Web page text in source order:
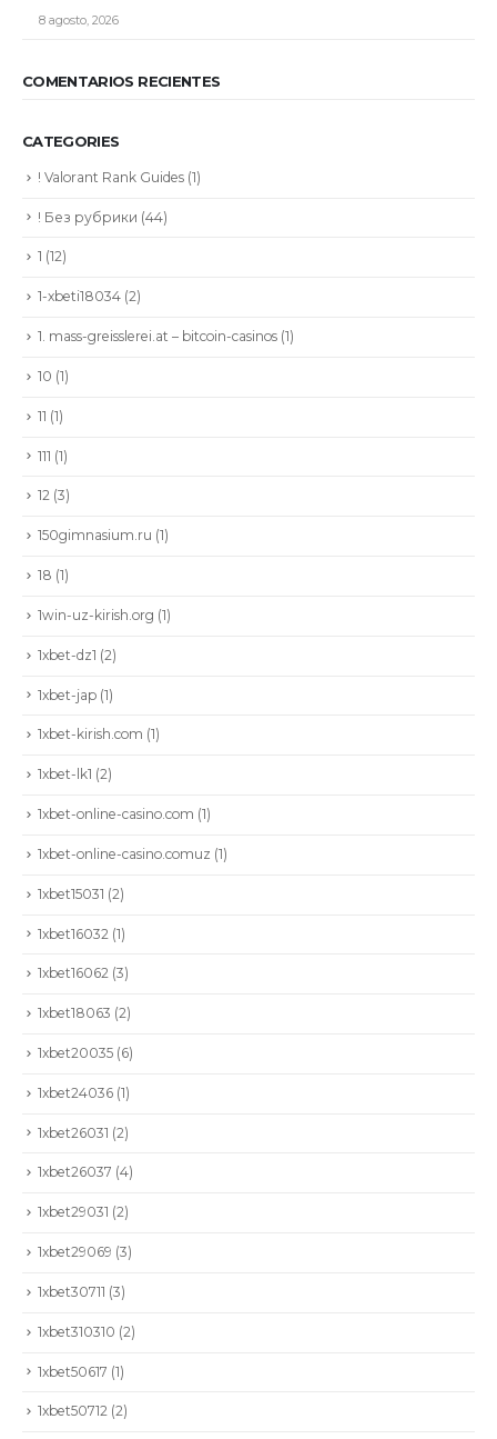
8 agosto, 2026
COMENTARIOS RECIENTES
CATEGORIES
! Valorant Rank Guides (1)
! Без рубрики (44)
1 (12)
1-xbeti18034 (2)
1. mass-greisslerei.at – bitcoin-casinos (1)
10 (1)
11 (1)
111 (1)
12 (3)
150gimnasium.ru (1)
18 (1)
1win-uz-kirish.org (1)
1xbet-dz1 (2)
1xbet-jap (1)
1xbet-kirish.com (1)
1xbet-lk1 (2)
1xbet-online-casino.com (1)
1xbet-online-casino.comuz (1)
1xbet15031 (2)
1xbet16032 (1)
1xbet16062 (3)
1xbet18063 (2)
1xbet20035 (6)
1xbet24036 (1)
1xbet26031 (2)
1xbet26037 (4)
1xbet29031 (2)
1xbet29069 (3)
1xbet30711 (3)
1xbet310310 (2)
1xbet50617 (1)
1xbet50712 (2)